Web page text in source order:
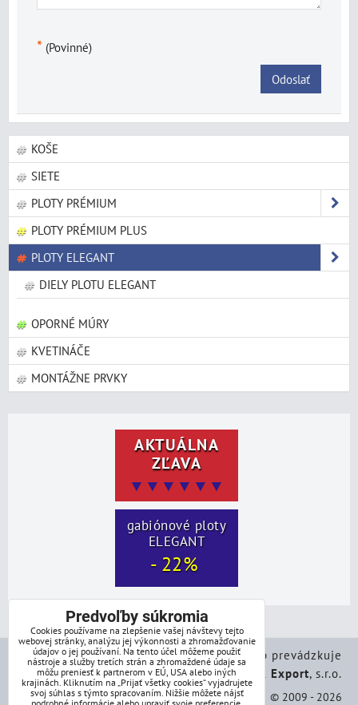
* (Povinné)
Odoslať
KOŠE
SIETE
PLOTY PRÉMIUM
PLOTY PRÉMIUM PLUS
PLOTY ELEGANT
DIELY PLOTU ELEGANT
OPORNÉ MÚRY
KVETINÁČE
MONTÁŽNE PRVKY
AKTUÁLNA
ZĽAVA
▼▼▼▼▼▼
gabiónové ploty
ELEGANT
- 22%
e-shop prevádzkuje
BR Export, s.r.o.
© 2009 - 2026
Predvoľby súkromia
Cookies používame na zlepšenie vašej návštevy tejto
webovej stránky, analýzu jej výkonnosti a zhromažďovanie
údajov o jej používaní. Na tento účel môžeme použiť
nástroje a služby tretích strán a zhromaždené údaje sa
môžu preniesť k partnerom v EÚ, USA alebo iných
krajinách. Kliknutím na „Prijať všetky cookies“ vyjadrujete
svoj súhlas s týmto spracovaním. Nižšie môžete nájsť